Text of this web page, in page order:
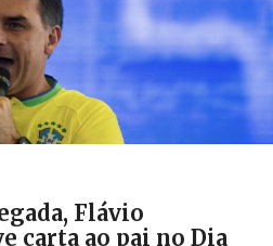
Flávio
carta ao pai no Dia